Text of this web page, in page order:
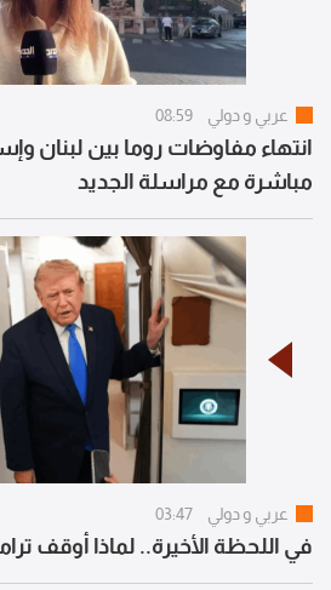
عربي و دولي 08:59
انتهاء مفاوضات روما بين لبنان
مباشرة مع مراسلة الجديد
عربي و دولي 03:47
في اللحظة الأخيرة.. لماذا أوقف